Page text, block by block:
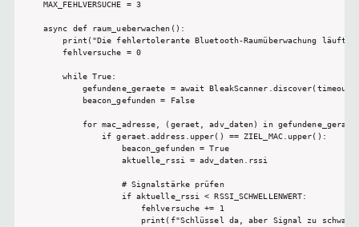
MAX_FEHLVERSUCHE = 3
async def raum_ueberwachen():
print("Die fehlertolerante Bluetooth-Raumüberwachung
    fehlversuche = 0
    while True:
gefundene_geraete = await
        beacon_gefunden = False
for mac_adresse, (geraet, adv_daten) in
            if geraet.address.upper() == ZIEL_MAC.upper():
                beacon_gefunden = True
                aktuelle_rssi = adv_daten.rssi
                # Signalstärke prüfen
                if aktuelle_rssi < RSSI_SCHWELLENWERT:
                    fehlversuche += 1
print(f"Schlüssel da, aber Signal zu